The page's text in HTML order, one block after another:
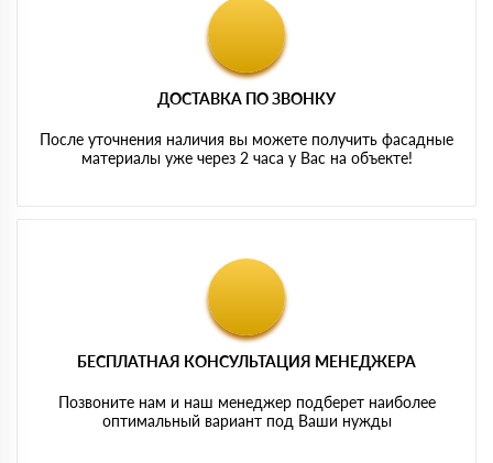
ДОСТАВКА ПО ЗВОНКУ
После уточнения наличия вы можете получить фасадные
материалы уже через 2 часа у Вас на объекте!
БЕСПЛАТНАЯ КОНСУЛЬТАЦИЯ МЕНЕДЖЕРА
Позвоните нам и наш менеджер подберет наиболее
оптимальный вариант под Ваши нужды